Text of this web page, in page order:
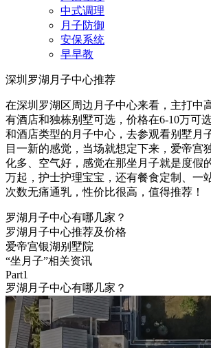
中式调理
月子防御
安保系统
早早教
深圳罗湖月子中心推荐
在深圳罗湖区周边月子中心来看，主打中
有酒店和独栋别墅可选，价格在6-10万可
和酒店类型的月子中心，去参观看别墅月
目一新的感觉，当场就想定下来，爱帝宫
化多、空气好，感觉在那坐月子就是度假
万起，护士护理宝宝，还有餐食定制、一
次数无痛通乳，性价比很高，值得推荐！
罗湖月子中心有哪几家？
罗湖月子中心推荐及价格
爱帝宫银湖别墅院
“坐月子”相关资讯
Part1
罗湖月子中心有哪几家？